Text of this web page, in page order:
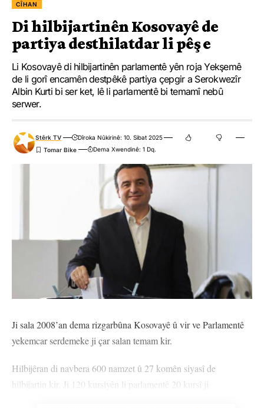
CÎHAN
Di hilbijartinên Kosovayê de
partiya desthilatdar li pêş e
Li Kosovayê di hilbijartinên parlamentê yên roja Yekşemê
de li gorî encamên destpêkê partiya çepgir a Serokwezîr
Albin Kurti bi ser ket, lê li parlamentê bi temamî nebû
serwer.
Stêrk TV
Dîroka Nûkirinê: 10. Sibat 2025
Dema Xwendinê: 1 Dq.
Ji sala 2008’an dema rizgarbûna Kosovayê û vir ve Parlamentê
yekemcar serdemeke ji çar salan temam kir.
Hilbijêran di navbera 600 namzet û 27 komên siyasî de
hilbijartin kir. Ji 120 kursiyên li parlamentê 20 kursî ji